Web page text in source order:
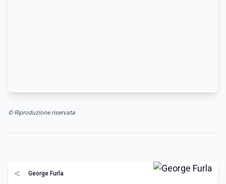
© Riproduzione riservata
< George Furla